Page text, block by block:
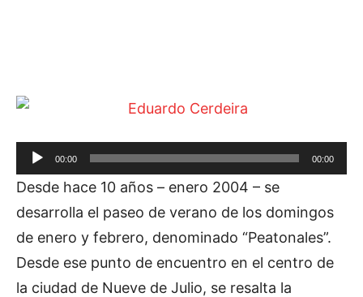
e
p
o
d
00:00 00:00
Desde hace 10 años – enero 2004 – se
desarrolla el paseo de verano de los domingos
de enero y febrero, denominado “Peatonales”.
Desde ese punto de encuentro en el centro de
la ciudad de Nueve de Julio, se resalta la